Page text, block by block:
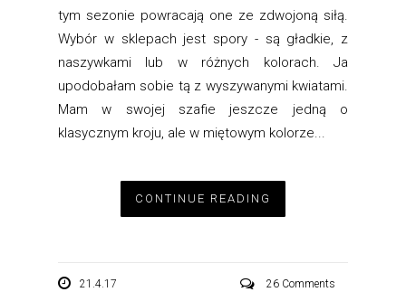
tym sezonie powracają one ze zdwojoną siłą.
Wybór w sklepach jest spory - są gładkie, z
naszywkami lub w różnych kolorach. Ja
upodobałam sobie tą z wyszywanymi kwiatami.
Mam w swojej szafie jeszcze jedną o
klasycznym kroju, ale w miętowym kolorze...
CONTINUE READING
21.4.17 26 Comments